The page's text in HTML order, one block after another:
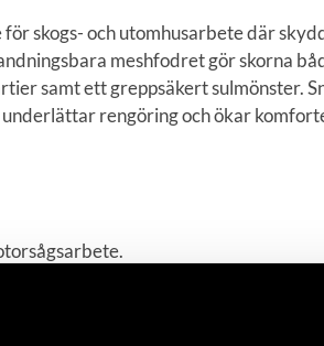
skogs- och utomhusarbete där
meshfodret gör skorna
samt ett greppsäkert sulmönster.
rengöring och ökar
löstagbar innersula.